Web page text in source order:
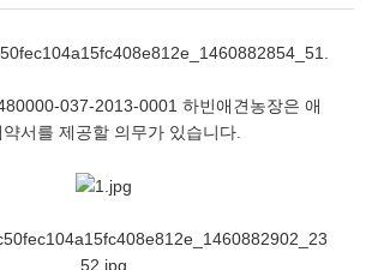
037-2013-0001 하빈애견농장은 애
서를 제공할 의무가 있습니다.